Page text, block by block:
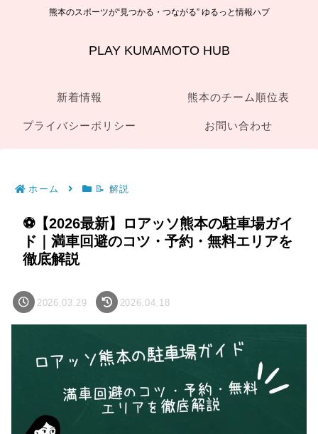
熊本のスポーツが“見つかる・つながる” ゆるっと情報ハブ
PLAY KUMAMOTO HUB
新着情報 熊本のチーム順位表
プライバシーポリシー お問い合わせ
ホーム 📝 解説
⚽【2026最新】ロアッソ熊本の駐車場ガイ
ド｜満車回避のコツ・予約・無料エリアを
徹底解説
2026.03.29 2026.04.18